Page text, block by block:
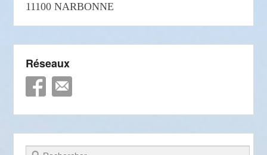
11100 NARBONNE
Réseaux
Recherche